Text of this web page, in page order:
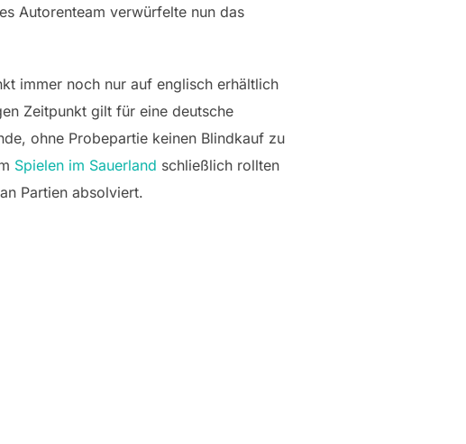
Autorenteam verwürfelte nun das
immer noch nur auf englisch erhältlich
Zeitpunkt gilt für eine deutsche
ohne Probepartie keinen Blindkauf zu
Spielen im Sauerland schließlich rollten
Partien absolviert.